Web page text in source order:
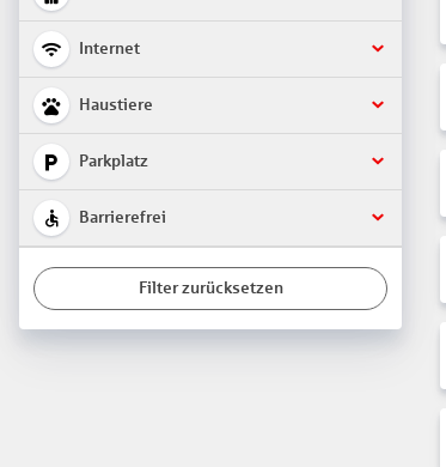
Internet
Haustiere
Parkplatz
Barrierefrei
Filter zurücksetzen